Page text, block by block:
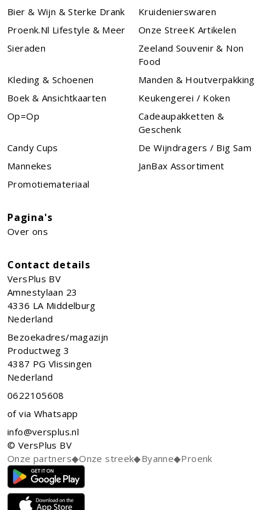
Bier & Wijn & Sterke Drank
Kruidenierswaren
Proenk.nl Lifestyle & Meer
Onze StreeK Artikelen
Sieraden
Zeeland Souvenir & Non
Food
Kleding & Schoenen
Manden & Houtverpakking
Boek & Ansichtkaarten
Keukengerei / Koken
Op=Op
Cadeaupakketten &
Geschenk
Candy Cups
De Wijndragers / Big Sam
Mannekes
JanBax Assortiment
Promotiemateriaal
Pagina's
Over ons
Contact details
VersPlus BV
Amnestylaan 23
4336 LA Middelburg
Nederland
Bezoekadres/magazijn
Productweg 3
4387 PG Vlissingen
Nederland
0622105608
of via Whatsapp
info@versplus.nl
© VersPlus BV
Onze partners◆Onze streek◆Byanne◆Proenk